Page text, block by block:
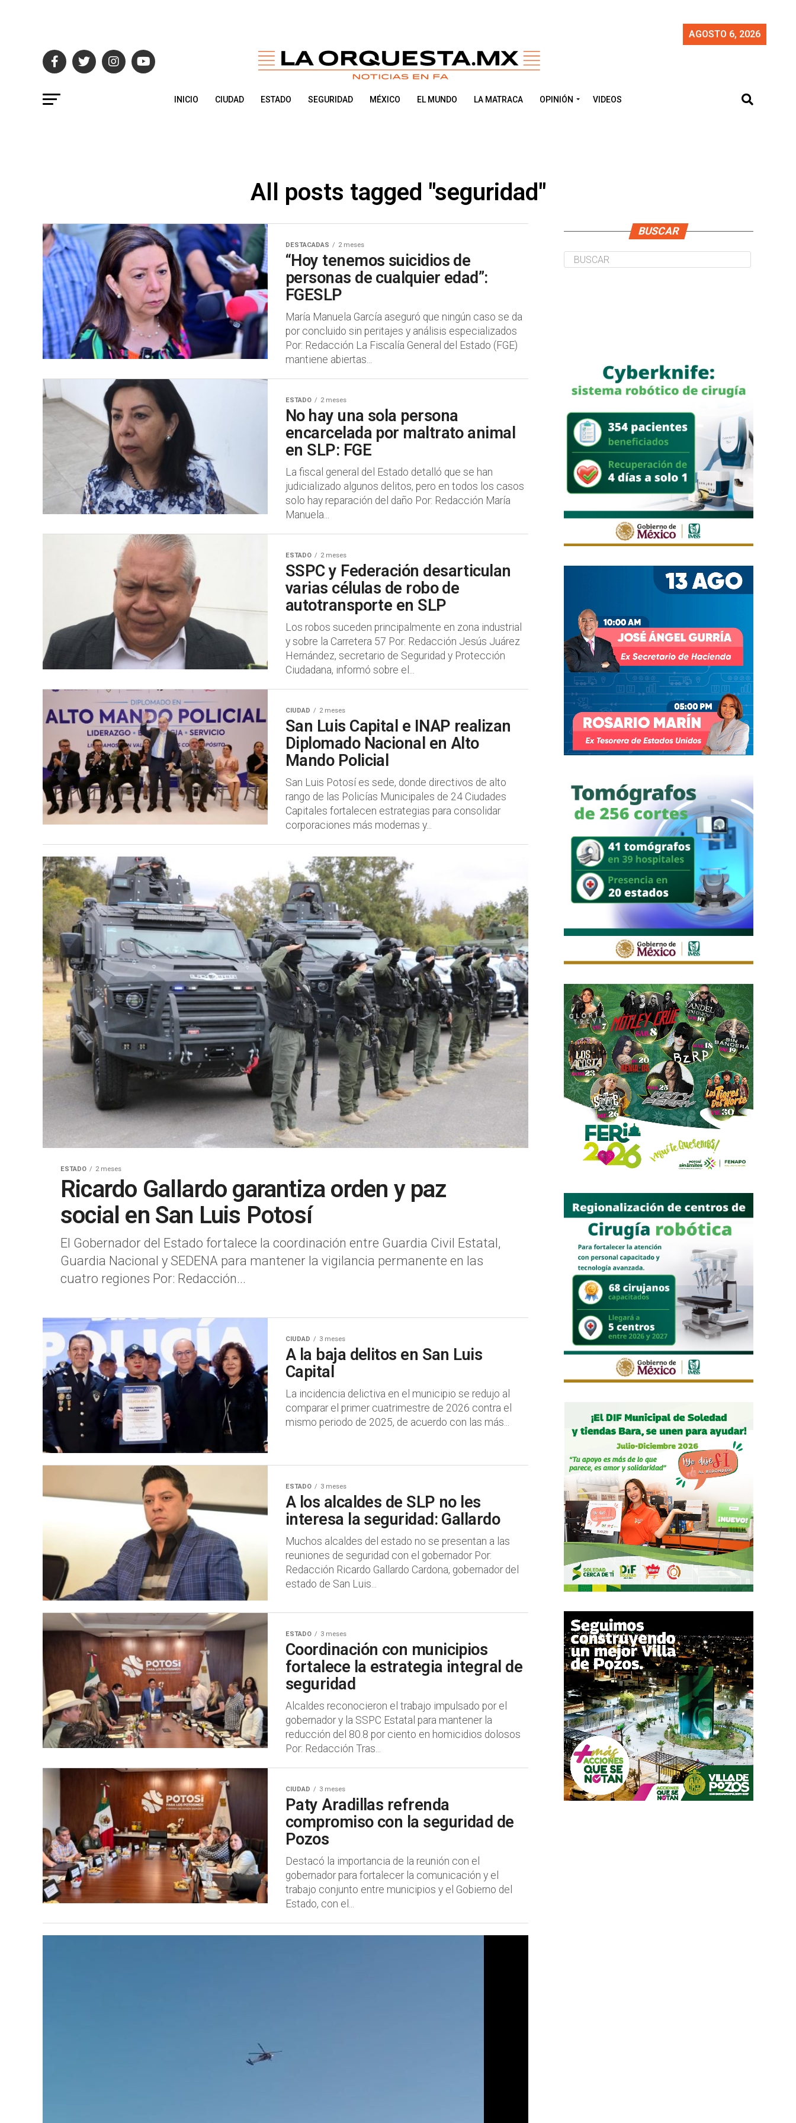
AGOSTO 6, 2026
INICIO CIUDAD ESTADO SEGURIDAD MÉXICO EL MUNDO LA MATRACA OPINIÓN VIDEOS
All posts tagged "seguridad"
DESTACADAS 2 meses
“Hoy tenemos suicidios de
personas de cualquier edad”:
FGESLP
María Manuela García aseguró que ningún caso se da
por concluido sin peritajes y análisis especializados
Por: Redacción La Fiscalía General del Estado (FGE)
mantiene abiertas...
ESTADO 2 meses
No hay una sola persona
encarcelada por maltrato animal
en SLP: FGE
La fiscal general del Estado detalló que se han
judicializado algunos delitos, pero en todos los casos
solo hay reparación del daño Por: Redacción María
Manuela...
ESTADO 2 meses
SSPC y Federación desarticulan
varias células de robo de
autotransporte en SLP
Los robos suceden principalmente en zona industrial
y sobre la Carretera 57 Por: Redacción Jesús Juárez
Hernández, secretario de Seguridad y Protección
Ciudadana, informó sobre el...
CIUDAD 2 meses
San Luis Capital e INAP realizan
Diplomado Nacional en Alto
Mando Policial
San Luis Potosí es sede, donde directivos de alto
rango de las Policías Municipales de 24 Ciudades
Capitales fortalecen estrategias para consolidar
corporaciones más modernas y...
ESTADO 2 meses
Ricardo Gallardo garantiza orden y paz
social en San Luis Potosí
El Gobernador del Estado fortalece la coordinación entre Guardia Civil Estatal,
Guardia Nacional y SEDENA para mantener la vigilancia permanente en las
cuatro regiones Por: Redacción...
CIUDAD 3 meses
A la baja delitos en San Luis
Capital
La incidencia delictiva en el municipio se redujo al
comparar el primer cuatrimestre de 2026 contra el
mismo periodo de 2025, de acuerdo con las más...
ESTADO 3 meses
A los alcaldes de SLP no les
interesa la seguridad: Gallardo
Muchos alcaldes del estado no se presentan a las
reuniones de seguridad con el gobernador Por:
Redacción Ricardo Gallardo Cardona, gobernador del
estado de San Luis...
ESTADO 3 meses
Coordinación con municipios
fortalece la estrategia integral de
seguridad
Alcaldes reconocieron el trabajo impulsado por el
gobernador y la SSPC Estatal para mantener la
reducción del 80.8 por ciento en homicidios dolosos
Por: Redacción Tras...
CIUDAD 3 meses
Paty Aradillas refrenda
compromiso con la seguridad de
Pozos
Destacó la importancia de la reunión con el
gobernador para fortalecer la comunicación y el
trabajo conjunto entre municipios y el Gobierno del
Estado, con el...
BUSCAR